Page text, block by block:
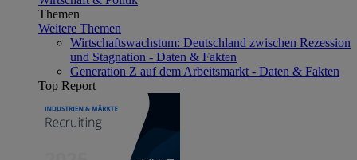
Themen
Weitere Themen
Wirtschaftswachstum: Deutschland zwischen Rezession
und Stagnation - Daten & Fakten
Generation Z auf dem Arbeitsmarkt - Daten & Fakten
Top Report